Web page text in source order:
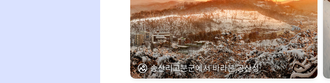
송산리고분군에서 바라본 공산성